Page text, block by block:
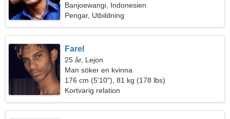
Banjoewangi, Indonesien
Pengar, Utbildning
Farel
25 år, Lejon
Man söker en kvinna
176 cm (5'10"), 81 kg (178 lbs)
Kortvarig relation